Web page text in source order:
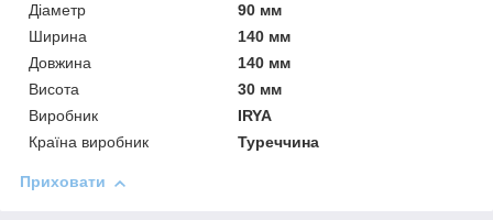
Діаметр
90 мм
Ширина
140 мм
Довжина
140 мм
Висота
30 мм
Виробник
IRYA
Країна виробник
Туреччина
Приховати